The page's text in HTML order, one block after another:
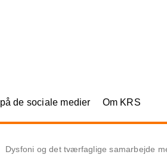
de sociale medier Om KRS
Dysfoni og det tværfaglige samarbejde